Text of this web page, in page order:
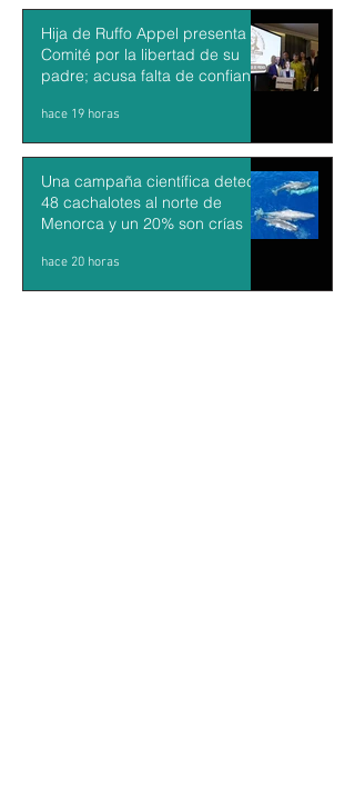
Hija de Ruffo Appel presenta
Comité por la libertad de su
padre; acusa falta de confianza
hace 19 horas
Una campaña científica detecta
48 cachalotes al norte de
Menorca y un 20% son crías
hace 20 horas